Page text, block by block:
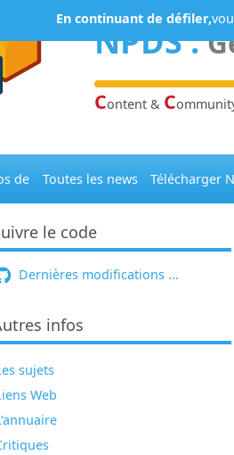
NPDS:
Content & C
de Toutes les news Télécharger
le code
Dernières modifications ...
infos
sujets
Web
En continuant de défiler,